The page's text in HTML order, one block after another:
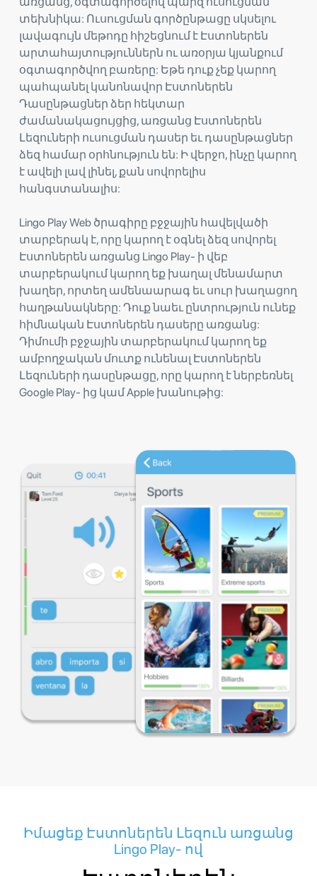
տեխնիկա: Ուսուցման գործընթացը սկսելու
լավագույն մեթոդը հիշեցնում է Էստոներեն
արտահայտություններն ու առօրյա կյանքում
օգտագործվող բառերը: Եթե ​​դուք չեք կարող
պահպանել կանոնավոր Էստոներեն
Դասընթացներ ձեր հեկտար
ժամանակացույցից, առցանց Էստոներեն
Լեզուների ուսուցման դասեր եւ դասընթացներ
ձեզ համար օրհնություն են: Ի վերջո, ինչը կարող
է ավելի լավ լինել, քան սովորելիս
հանգստանալիս:
Lingo Play Web ծրագիրը բջջային հավելվածի
տարբերակ է, որը կարող է օգնել ձեզ սովորել
Էստոներեն առցանց Lingo Play- ի վեբ
տարբերակում կարող եք խաղալ մենամարտ
խաղեր, որտեղ ամենաարագ եւ սուր խաղացող
հաղթանակները: Դուք նաեւ ընտրություն ունեք
հիմնական Էստոներեն դասերը առցանց:
Դիմումի բջջային տարբերակում կարող եք
ամբողջական մուտք ունենալ Էստոներեն
Լեզուների դասընթացը, որը կարող է ներբեռնել
Google Play- ից կամ Apple խանութից:
Իմացեք Էստոներեն Լեզուն առցանց
Lingo Play- ով